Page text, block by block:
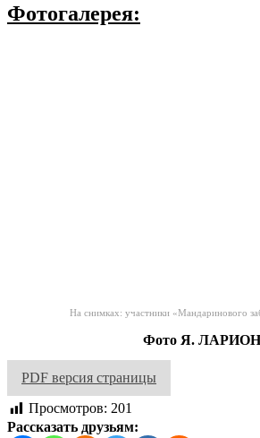
Фотогалерея:
На снимках: участники «Мандаринового
Фото Я.
PDF версия страницы
Просмотров: 201
Рассказать друзьям: